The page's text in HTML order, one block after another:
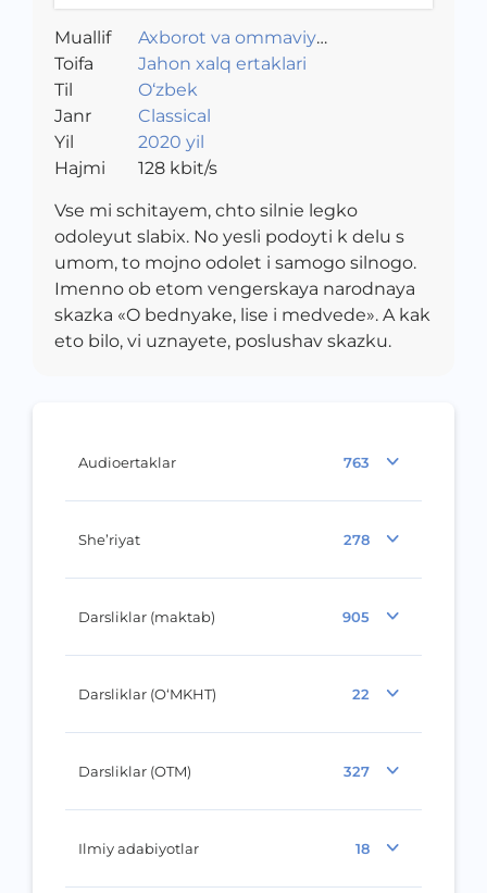
Audioertaklar 763
She’riyat 278
Darsliklar (maktab) 905
Darsliklar (O‘MKHT) 22
Darsliklar (OTM) 327
Ilmiy adabiyotlar 18
Muallif
Axborot va ommaviy
kommunikatsiyalar agentligi va
Maktabgacha ta&#039;lim
vazirligi hamkorligida
Toifa
Jahon xalq ertaklari
Til
O‘zbek
Janr
Classical
Yil
2020 yil
Hajmi
128kbit/s
Vse mi schitayem, chto silnie legko
odoleyut slabix. No yesli podoyti k delu s
umom, to mojno odolet i samogo silnogo.
Imenno ob etom vengerskaya narodnaya
skazka «O bednyake, lise i medvede». A kak
eto bilo, vi uznayete, poslushav skazku.